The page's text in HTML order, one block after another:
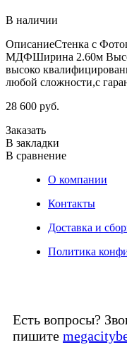
В наличии
ОписаниеСтенка с
МДФШирина 2.60м
высоко
любой сложности,с
28 600 руб.
Заказать
В закладки
В сравнение
О компании
Контакты
Доставка и
Политика
Есть вопросы?
пишите